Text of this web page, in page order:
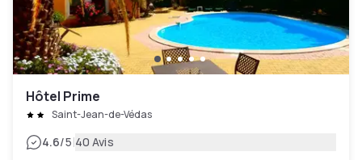
Hôtel Prime
Saint-Jean-de-Védas
4.6/5|40 Avis